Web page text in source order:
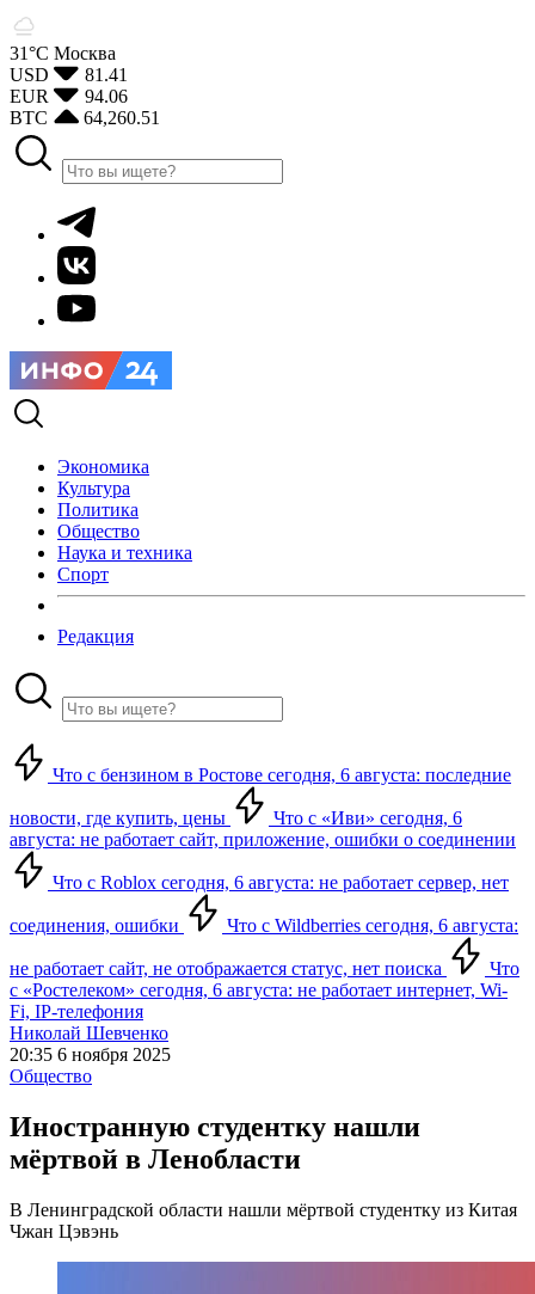
31°С Москва
USD
81.41
EUR
94.06
BTC
64,260.51
Экономика
Культура
Политика
Общество
Наука и техника
Спорт
Редакция
Что с бензином в Ростове сегодня, 6 августа: последние
новости, где купить, цены
Что с «Иви» сегодня, 6
августа: не работает сайт, приложение, ошибки о соединении
Что с Roblox сегодня, 6 августа: не работает сервер, нет
соединения, ошибки Что с Wildberries сегодня, 6 августа:
не работает сайт, не отображается статус, нет поиска
Что
с «Ростелеком» сегодня, 6 августа: не работает интернет, Wi-
Fi, IP-телефония
Николай Шевченко
20:35 6 ноября 2025
Общество
Иностранную студентку нашли
мёртвой в Ленобласти
В Ленинградской области нашли мёртвой студентку из Китая
Чжан Цэвэнь